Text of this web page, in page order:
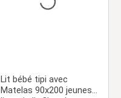
Lit bébé tipi avec
Matelas 90x200 jeunes